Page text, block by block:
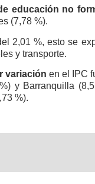
educación no
(7,78 %).
2,01 %, esto se
y transporte.
variación en el IPC
y Barranquilla
%).